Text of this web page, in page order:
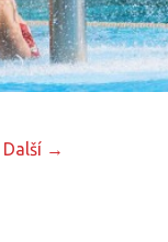
Další →